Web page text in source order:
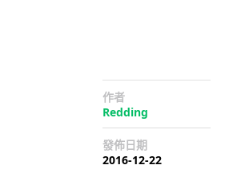
作者
Redding
發佈日期
2016-12-22